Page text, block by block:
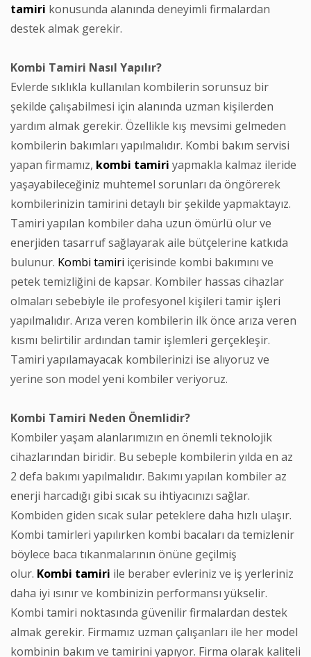
tamiri konusunda alanında deneyimli firmalardan
destek almak gerekir.
Kombi Tamiri Nasıl Yapılır?
Evlerde sıklıkla kullanılan kombilerin sorunsuz bir
şekilde çalışabilmesi için alanında uzman kişilerden
yardım almak gerekir. Özellikle kış mevsimi gelmeden
kombilerin bakımları yapılmalıdır. Kombi bakım servisi
yapan firmamız, kombi tamiri yapmakla kalmaz ileride
yaşayabileceğiniz muhtemel sorunları da öngörerek
kombilerinizin tamirini detaylı bir şekilde yapmaktayız.
Tamiri yapılan kombiler daha uzun ömürlü olur ve
enerjiden tasarruf sağlayarak aile bütçelerine katkıda
bulunur. Kombi tamiri içerisinde kombi bakımını ve
petek temizliğini de kapsar. Kombiler hassas cihazlar
olmaları sebebiyle ile profesyonel kişileri tamir işleri
yapılmalıdır. Arıza veren kombilerin ilk önce arıza veren
kısmı belirtilir ardından tamir işlemleri gerçekleşir.
Tamiri yapılamayacak kombilerinizi ise alıyoruz ve
yerine son model yeni kombiler veriyoruz.
Kombi Tamiri Neden Önemlidir?
Kombiler yaşam alanlarımızın en önemli teknolojik
cihazlarından biridir. Bu sebeple kombilerin yılda en az
2 defa bakımı yapılmalıdır. Bakımı yapılan kombiler az
enerji harcadığı gibi sıcak su ihtiyacınızı sağlar.
Kombiden giden sıcak sular peteklere daha hızlı ulaşır.
Kombi tamirleri yapılırken kombi bacaları da temizlenir
böylece baca tıkanmalarının önüne geçilmiş
olur. Kombi tamiri ile beraber evleriniz ve iş yerleriniz
daha iyi ısınır ve kombinizin performansı yükselir.
Kombi tamiri noktasında güvenilir firmalardan destek
almak gerekir. Firmamız uzman çalışanları ile her model
kombinin bakım ve tamirini yapıyor. Firma olarak kaliteli